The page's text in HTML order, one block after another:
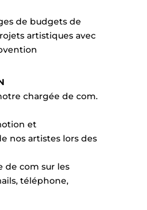
de budgets de
artistiques avec
chargée de com.
et
nos artistes lors des
de com sur les
téléphone,